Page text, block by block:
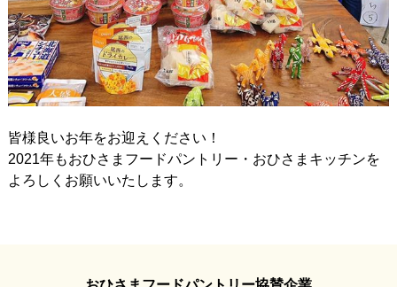
皆様良いお年をお迎えください！
2021年もおひさまフードパントリー・おひさまキッチンを
よろしくお願いいたします。